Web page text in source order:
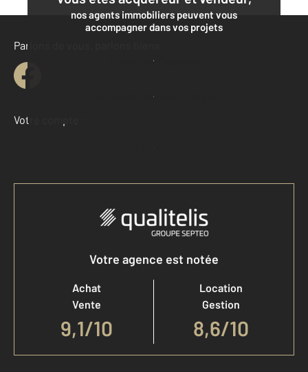
nos agents immobiliers peuvent vous
accompagner dans vos projets
Contacter l'agence
Demander une estimation
Parlons de vous, parlons biens
Votre compte :
Accéder à mon compte
Votre agence est notée
Achat
Vente
9,1/10
Location
Gestion
8,6/10